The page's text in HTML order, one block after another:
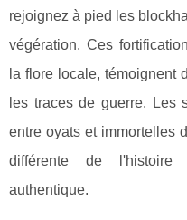
rejoignez à pied les
végération. Ces
la flore locale, témoignent
les traces de guerre. Les
entre oyats et immortelles
différente de
authentique.